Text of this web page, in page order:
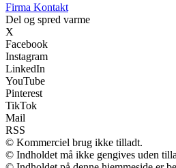
Firma Kontakt
Del og spred varme
X
Facebook
Instagram
LinkedIn
YouTube
Pinterest
TikTok
Mail
RSS
© Kommerciel brug ikke tilladt.
© Indholdet må ikke gengives uden